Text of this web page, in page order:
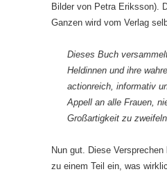
Bilder von Petra Eriksson).
Ganzen wird vom Verlag
Dieses Buch
Heldinnen und ihre
actionreich, informativ
Appell an alle Frauen,
Großartigkeit zu zweifeln.
Nun gut. Diese
zu einem Teil ein, was